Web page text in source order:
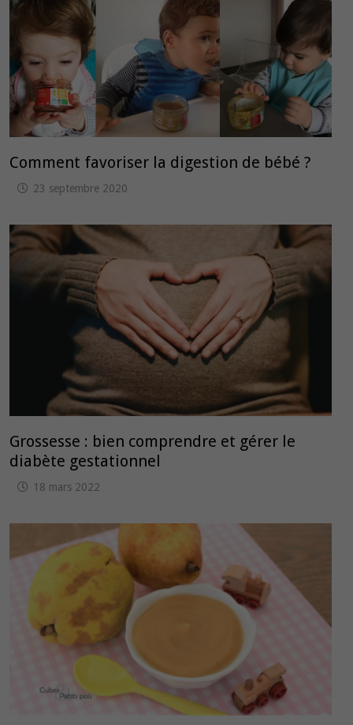
Comment favoriser la digestion de bébé ?
23 septembre 2020
Grossesse : bien comprendre et gérer le
diabète gestationnel
18 mars 2022